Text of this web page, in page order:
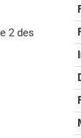
2 des